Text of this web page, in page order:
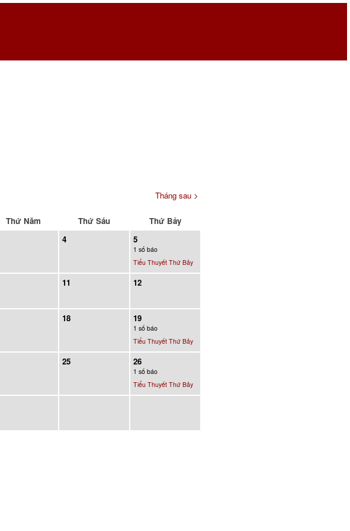
Tháng sau >
Thứ Năm Thứ Sáu
Thứ Bảy
4 5
1 số báo
Tiểu Thuyết Thứ Bảy
11 12
18 19
1 số báo
Tiểu Thuyết Thứ Bảy
25 26
1 số báo
Tiểu Thuyết Thứ Bảy